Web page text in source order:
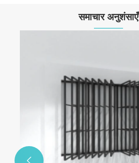
समाचार अनुशंसाएँ
